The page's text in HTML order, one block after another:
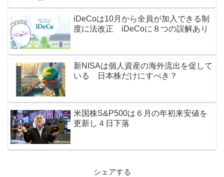
iDeCoは10月から全員が加入できる制
度に法改正 iDeCoに８つの誤解あり
新NISAは個人資産の海外流出を促して
いる 日本株だけにすべき？
米国株S&P500は６月の年初来安値を
更新し４日下落
シェアする